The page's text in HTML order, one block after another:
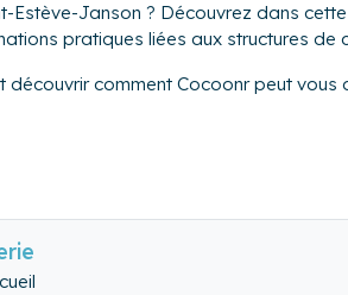
Estève-Janson ? Découvrez dans
pratiques liées aux structures de
comment Cocoonr peut